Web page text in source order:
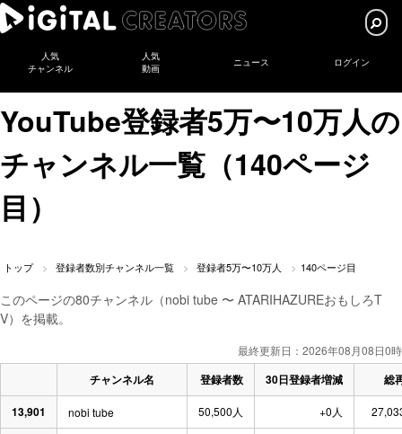
人気
チャンネル
人気
動画
ニュース ログイン
YouTube登録者5万〜10万人の
チャンネル一覧（140ページ
目）
トップ 登録者数別チャンネル一覧 登録者5万〜10万人 140ページ目
このページの80チャンネル（nobi tube 〜 ATARIHAZUREおもしろT
V）を掲載。
最終更新日：2026年08月08日0時
チャンネル名 登録者数 30日登録者増減
総
13,901
nobi tube 50,500人 +0人